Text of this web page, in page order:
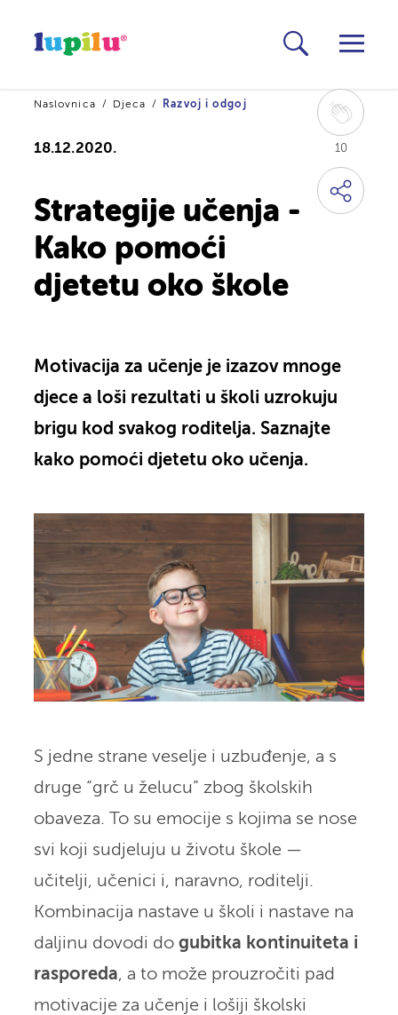
10
Naslovnica Djeca Razvoj i odgoj
18.12.2020.
Strategije učenja -
Kako pomoći
djetetu oko škole
Motivacija za učenje je izazov mnoge
djece a loši rezultati u školi uzrokuju
brigu kod svakog roditelja. Saznajte
kako pomoći djetetu oko učenja.
S jedne strane veselje i uzbuđenje, a s
druge “grč u želucu” zbog školskih
obaveza. To su emocije s kojima se nose
svi koji sudjeluju u životu škole —
učitelji, učenici i, naravno, roditelji.
Kombinacija nastave u školi i nastave na
daljinu dovodi do gubitka kontinuiteta i
rasporeda, a to može prouzročiti pad
motivacije za učenje i lošiji školski